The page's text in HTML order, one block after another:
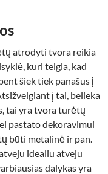
atrodyti tvora reikia
kuri teigia, kad
šiek tiek panašus į
į tai, belieka
tai yra tvora turėtų
pastato dekoravimui
būti metalinė ir pan.
idealiu atveju
dalykas yra